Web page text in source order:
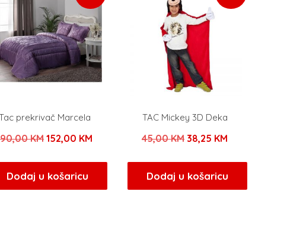
prekrivač Marcela
KMIzvorna
bila
je:
152,00 KM
152,00 KM.
Dodaj u košaricu
TAC Mickey 3D Deka
45,00KM Izvorna
bila
je:
38,25 KM
je:
38,25 KM.
Dodaj u košaricu